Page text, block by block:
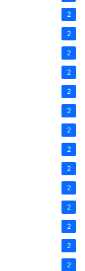
2
2
2
2
2
2
2
2
2
2
2
2
2
2